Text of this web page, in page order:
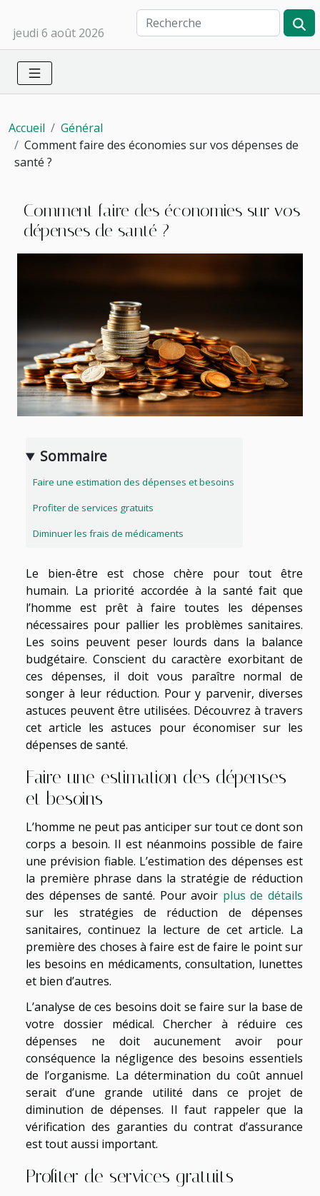
jeudi 6 août 2026
Accueil
Général
Comment faire des économies sur vos dépenses de
santé ?
Comment faire des économies sur vos
dépenses de santé ?
Sommaire
Faire une estimation des dépenses et besoins
Profiter de services gratuits
Diminuer les frais de médicaments
Le bien-être est chose chère pour tout être
humain. La priorité accordée à la santé fait que
l’homme est prêt à faire toutes les dépenses
nécessaires pour pallier les problèmes sanitaires.
Les soins peuvent peser lourds dans la balance
budgétaire. Conscient du caractère exorbitant de
ces dépenses, il doit vous paraître normal de
songer à leur réduction. Pour y parvenir, diverses
astuces peuvent être utilisées. Découvrez à travers
cet article les astuces pour économiser sur les
dépenses de santé.
Faire une estimation des dépenses
et besoins
L’homme ne peut pas anticiper sur tout ce dont son
corps a besoin. Il est néanmoins possible de faire
une prévision fiable. L’estimation des dépenses est
la première phrase dans la stratégie de réduction
des dépenses de santé. Pour avoir plus de détails
sur les stratégies de réduction de dépenses
sanitaires, continuez la lecture de cet article. La
première des choses à faire est de faire le point sur
les besoins en médicaments, consultation, lunettes
et bien d’autres.
L’analyse de ces besoins doit se faire sur la base de
votre dossier médical. Chercher à réduire ces
dépenses ne doit aucunement avoir pour
conséquence la négligence des besoins essentiels
de l’organisme. La détermination du coût annuel
serait d’une grande utilité dans ce projet de
diminution de dépenses. Il faut rappeler que la
vérification des garanties du contrat d’assurance
est tout aussi important.
Profiter de services gratuits